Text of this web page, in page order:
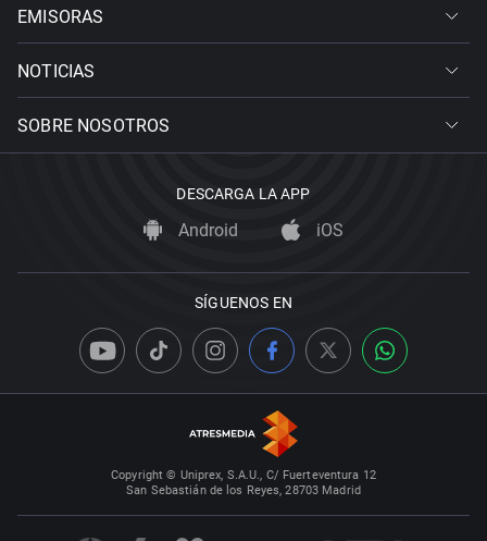
EMISORAS
NOTICIAS
SOBRE NOSOTROS
DESCARGA LA APP
Android iOS
SÍGUENOS EN
Copyright © Uniprex, S.A.U., C/ Fuerteventura 12
San Sebastián de los Reyes, 28703 Madrid